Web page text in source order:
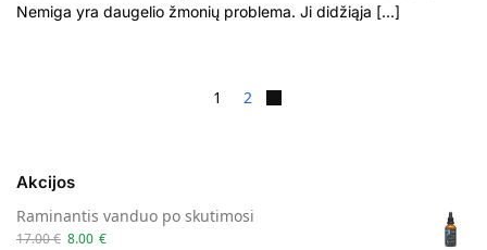
Nemiga yra daugelio žmonių problema. Ji didžiąja […]
1 2
Akcijos
Raminantis vanduo po skutimosi
17.00€ 8.00 €